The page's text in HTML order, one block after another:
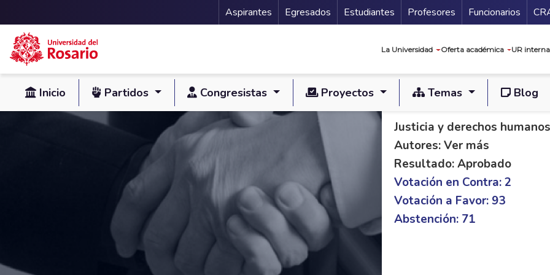
Pasar al contenido principal
Menu Secundario
Aspirantes Egresados Estudiantes Profesores Funcionarios
La Universidad Oferta académica UR
Inicio Partidos Congresistas Proyectos Temas Blog
PL C 217/14 S 107/
Justicia y derechos humanos
Autores: Ver más
Resultado: Aprobado
Votación en Contra: 2
Votación a Favor: 93
Abstención: 71